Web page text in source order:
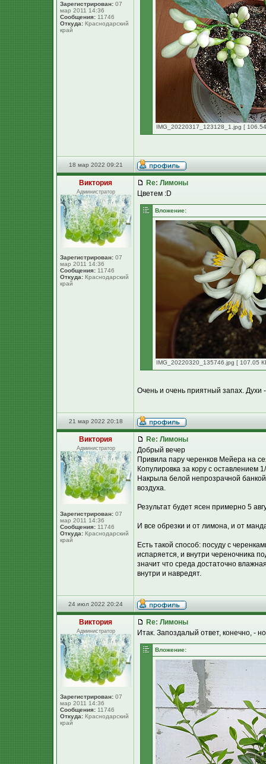
Зарегистрирован: 07
мар 2011 14:36
Сообщения: 11746
Откуда: Краснодарский
край
IMG_20220317_123128_1.jpg [
18 мар 2022 09:21
Виктория
Администратор
Зарегистрирован: 07
мар 2011 14:36
Сообщения: 11746
Откуда: Краснодарский
край
Re: Лимоны
Цветем :D
Вложение:
IMG_20220320_135746.jpg [ 107.05
Очень и очень приятный запах. Духи
21 мар 2022 20:18
Виктория
Администратор
Зарегистрирован: 07
мар 2011 14:36
Сообщения: 11746
Откуда: Краснодарский
край
Re: Лимоны
Добрый вечер
Привила пару черенков Мейера на
Копулировка за кору с оставлением
Накрыла белой непрозрачной
воздуха.
Результат будет ясен примерно 5
И все обрезки и от лимона, и от
Есть такой способ: посуду с
испаряется, и внутри череночника
значит что среда достаточно
внутри и навредят.
24 июл 2022 20:24
Виктория
Администратор
Зарегистрирован: 07
мар 2011 14:36
Сообщения: 11746
Откуда: Краснодарский
край
Re: Лимоны
Итак. Запоздалый ответ, конечно, -
Вложение: